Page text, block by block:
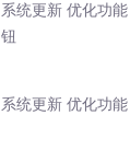
系统更新 优化功
钮
系统更新 优化功